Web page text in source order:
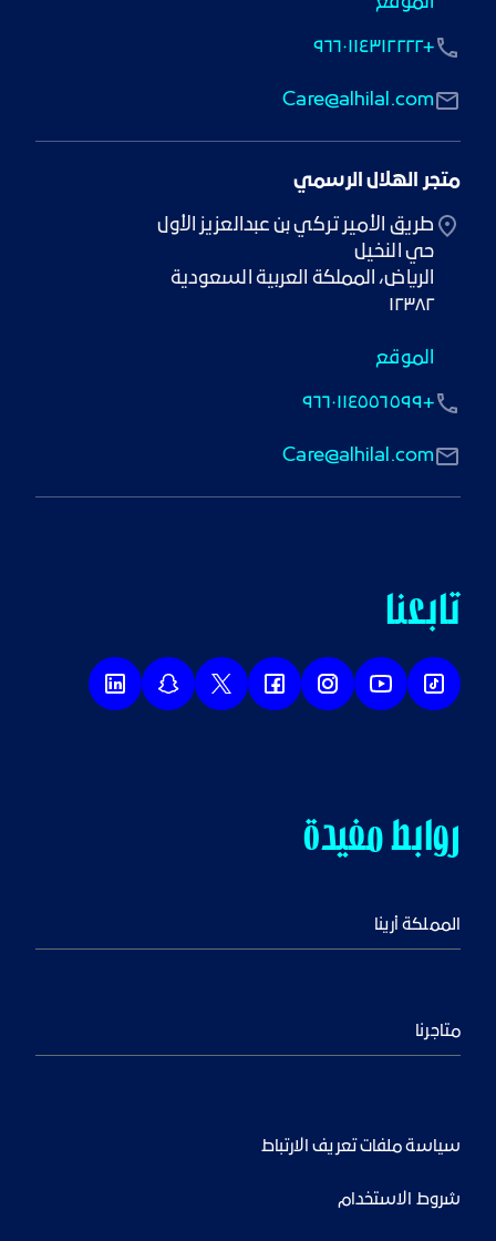
Care@alhilal.com
+٩٦٦٠١١٤٣١٢٢٢٢
متجر الهلال الرسمي
حي النخيل
١٢٣٨٢
الموقع
Care@alhilal.com
+٩٦٦٠١١٤٥٥٦٥٩٩
روابط مفيدة
المملكة أرينا
متاجرنا
تابعنا
سياسة ملفات تعريف الارتباط
شروط الاستخدام